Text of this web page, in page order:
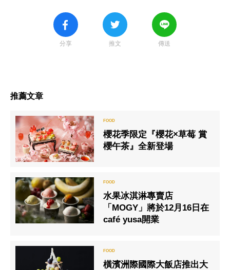
分享 推文 傳送
推薦文章
櫻花季限定『櫻花×草莓 賞
櫻午茶』全新登場
水果冰淇淋專賣店
「MOGY」將於12月16日在
café yusa開業
橫濱洲際國際大飯店推出大